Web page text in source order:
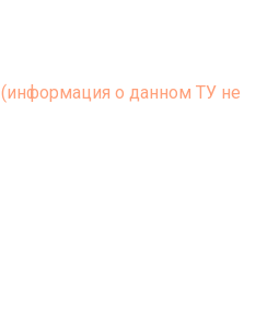
(информация о данном ТУ не